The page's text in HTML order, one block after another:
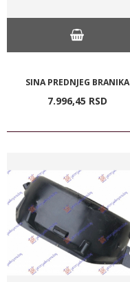
SINA PREDNJEG BRANIKA
7.996,45 RSD